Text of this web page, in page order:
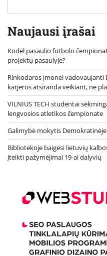
Naujausi įrašai
Kodėl pasaulio futbolo
projektų pasaulyje?
Rinkodaros įmonei vadovaujanti
karjeros atsiranda veikiant, ne
VILNIUS TECH studentai
lengvosios atletikos čempionate
Galimybė mokytis
Bibliotekoje baigėsi lietuvių
įteikti pažymėjimai 19-ai dalyvių